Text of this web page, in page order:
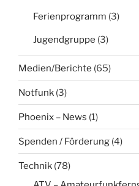
Ferienprogramm (3)
Jugendgruppe (3)
Medien/Berichte (65)
Notfunk (3)
Phoenix – News (1)
Spenden / Förderung (4)
Technik (78)